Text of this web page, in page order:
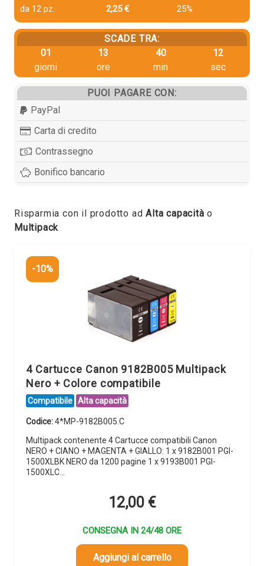
da 12 pz.
2,25 € 25%
SCADE TRA:
01
giorni
13
ore
40
min
12
sec
PUOI PAGARE CON:
PayPal
Carta di credito
Contrassegno
Bonifico bancario
Risparmia con il prodotto adAlta capacità o
Multipack
-10%
4 Cartucce Canon 9182B005 Multipack
Nero + Colore compatibile
Compatibile Alta capacità
Codice:4*MP-9182B005.C
Multipack contenente 4 Cartucce compatibili Canon
NERO + CIANO + MAGENTA + GIALLO: 1 x 9182B001 PGI-
1500XLBK NERO da 1200 pagine 1 x 9193B001 PGI-
1500XLC…
12,00 €
CONSEGNA IN 24/48 ORE
Aggiungi al carrello